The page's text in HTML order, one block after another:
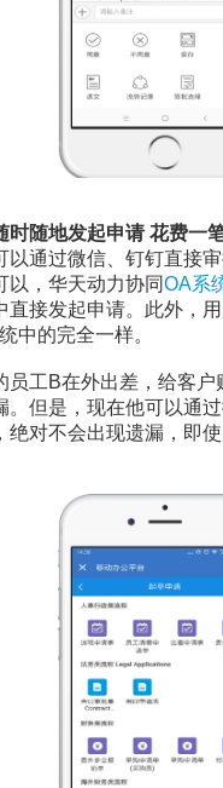
时随地发起申请 花费一
过微信、钉钉直接审
以，华天动力协同OA系
直接发起申请。此外，
中的完全一样。
B在外出差，给客户
。但是，现在他可以通
绝对不会出现遗漏，即